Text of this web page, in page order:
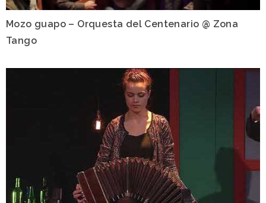
Mozo guapo – Orquesta del Centenario @ Zona
Tango